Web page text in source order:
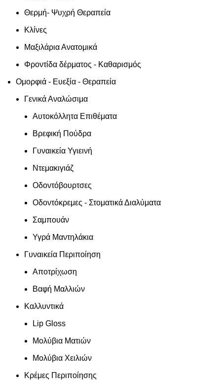
Θερμή- Ψυχρή Θεραπεία
Κλίνες
Μαξιλάρια Ανατομικά
Φροντίδα δέρματος - Καθαρισμός
Ομορφιά - Ευεξία - Θεραπεία
Γενικά Αναλώσιμα
Αυτοκόλλητα Επιθέματα
Βρεφική Πούδρα
Γυναικεία Υγιεινή
Ντεμακιγιάζ
Οδοντόβουρτσες
Οδοντόκρεμες - Στοματικά Διαλύματα
Σαμπουάν
Υγρά Μαντηλάκια
Γυναικεία Περιποίηση
Αποτρίχωση
Βαφή Μαλλιών
Καλλυντικά
Lip Gloss
Μολύβια Ματιών
Μολύβια Χειλιών
Κρέμες Περιποίησης